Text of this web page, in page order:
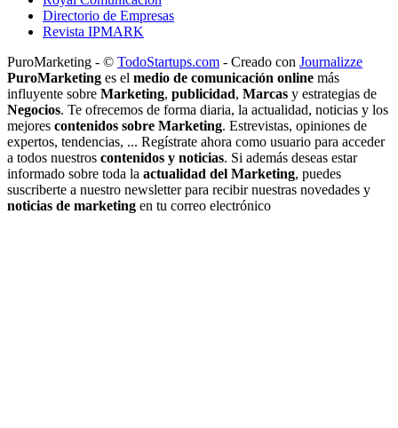
Directorio de Empresas
Revista IPMARK
PuroMarketing - © TodoStartups.com - Creado con Journalizze
PuroMarketing es el medio de comunicación online más
influyente sobre Marketing, publicidad, Marcas y estrategias de
Negocios. Te ofrecemos de forma diaria, la actualidad, noticias y los
mejores contenidos sobre Marketing. Estrevistas, opiniones de
expertos, tendencias, ... Regístrate ahora como usuario para acceder
a todos nuestros contenidos y noticias. Si además deseas estar
informado sobre toda la actualidad del Marketing, puedes
suscriberte a nuestro newsletter para recibir nuestras novedades y
noticias de marketing en tu correo electrónico